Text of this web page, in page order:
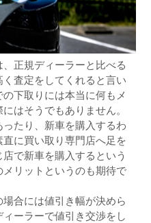
正規ディーラーと比べる
査定をしてくれると言い
下取りには本当に何もメ
はそうでもありません。
たり、新車を購入するわ
に買い取り専門店へ足を
で新車を購入するという
リットというのも期待で
場合には値引き幅が決めら
ーラーで値引き交渉をし